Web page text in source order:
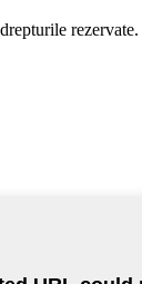
rezervate.